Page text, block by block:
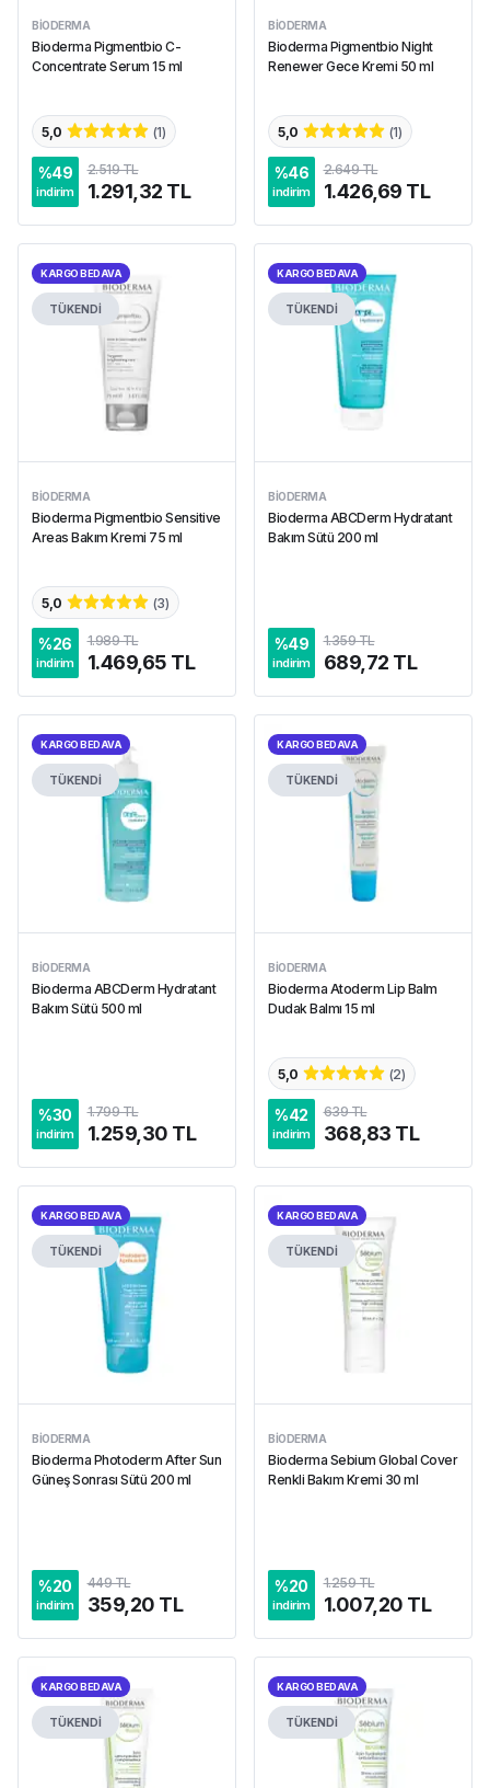
BIODERMA
Bioderma Pigmentbio C-
Concentrate Serum 15 ml
5,0 (1)
%49
indirim
2.519 TL
1.291,32 TL
BIODERMA
Bioderma Pigmentbio Night
Renewer Gece Kremi 50 ml
5,0 (1)
%46
indirim
2.649 TL
1.426,69 TL
KARGO BEDAVA
TÜKENDİ
BIODERMA
Bioderma Pigmentbio Sensitive
Areas Bakım Kremi 75 ml
5,0 (3)
%26
indirim
1.989 TL
1.469,65 TL
KARGO BEDAVA
TÜKENDİ
BIODERMA
Bioderma ABCDerm Hydratant
Bakım Sütü 200 ml
%49
indirim
1.359 TL
689,72 TL
KARGO BEDAVA
TÜKENDİ
BIODERMA
Bioderma ABCDerm Hydratant
Bakım Sütü 500 ml
%30
indirim
1.799 TL
1.259,30 TL
KARGO BEDAVA
TÜKENDİ
BIODERMA
Bioderma Atoderm Lip Balm
Dudak Balmı 15 ml
5,0 (2)
%42
indirim
639 TL
368,83 TL
KARGO BEDAVA
TÜKENDİ
BIODERMA
Bioderma Photoderm After Sun
Güneş Sonrası Sütü 200 ml
%20
indirim
449 TL
359,20 TL
KARGO BEDAVA
TÜKENDİ
BIODERMA
Bioderma Sebium Global Cover
Renkli Bakım Kremi 30 ml
%20
indirim
1.259 TL
1.007,20 TL
KARGO BEDAVA
TÜKENDİ
KARGO BEDAVA
TÜKENDİ